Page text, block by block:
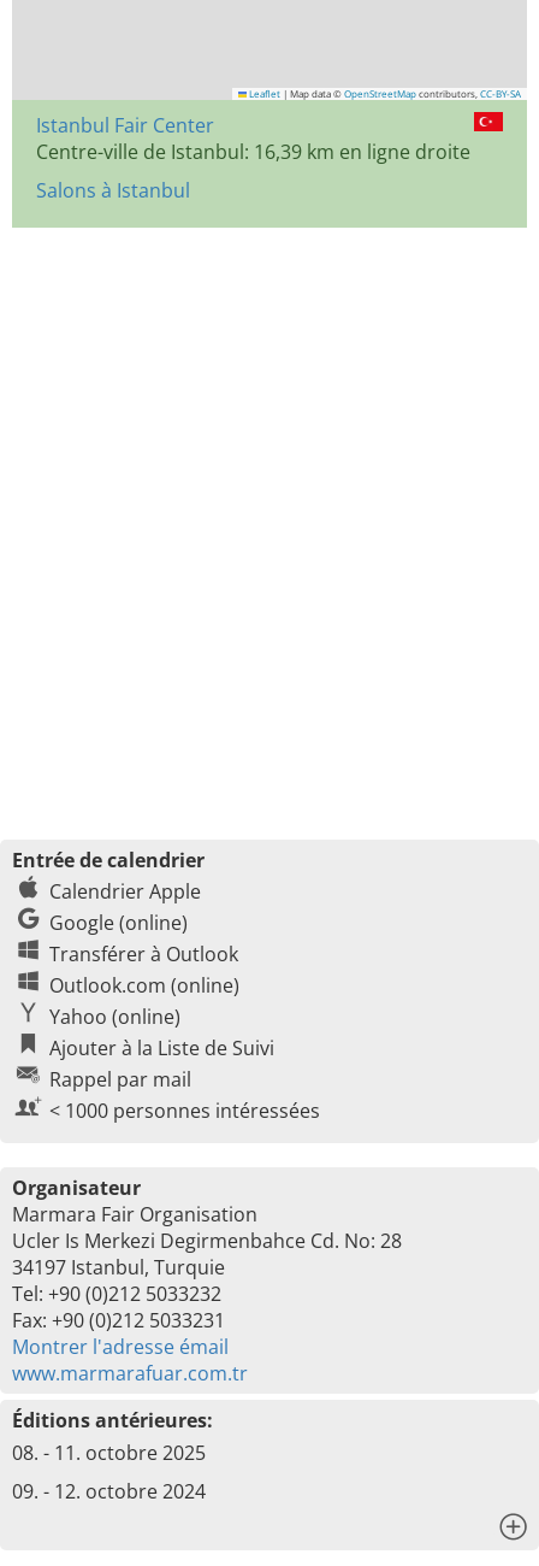
Leaflet | Map data © OpenStreetMap contributors, CC-BY-SA
Istanbul Fair Center
Centre-ville de Istanbul: 16,39 km en ligne droite
Salons à Istanbul
Entrée de calendrier
Calendrier Apple
Google (online)
Transférer à Outlook
Outlook.com (online)
Yahoo (online)
Ajouter à la Liste de Suivi
Rappel par mail
< 1000 personnes intéressées
Organisateur
Marmara Fair Organisation
Ucler Is Merkezi Degirmenbahce Cd. No: 28
34197 Istanbul, Turquie
Tel: +90 (0)212 5033232
Fax: +90 (0)212 5033231
Montrer l'adresse émail
www.marmarafuar.com.tr
Éditions antérieures:
08. - 11. octobre 2025
09. - 12. octobre 2024